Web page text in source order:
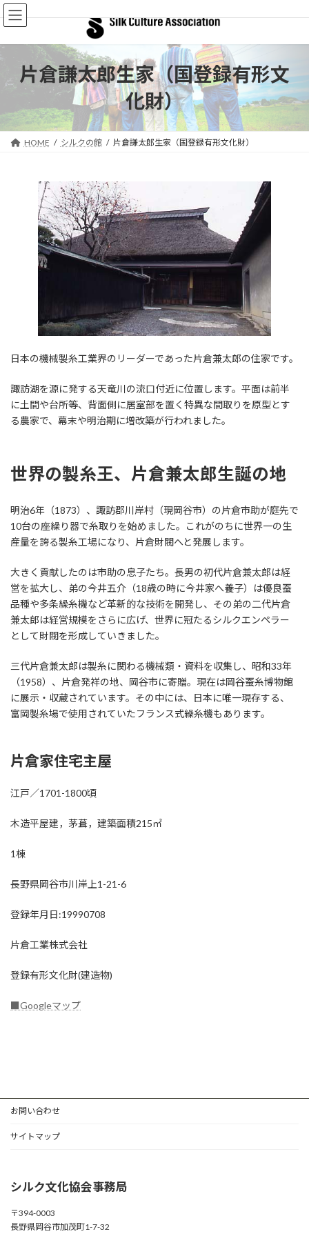
コ
ン
ン
ス
ッ
プ
ナ
ビ
ー
ン
移
動
片倉謙太郎生家（国登録有形文
化財）
HOME シルクの館 片倉謙太郎生家（国登録有形文化財）
日本の機械製糸工業界のリーダーであった片倉兼太郎の住家です。
諏訪湖を源に発する天竜川の流口付近に位置します。平面は前半
に土間や台所等、背面側に居室部を置く特異な間取りを原型とす
る農家で、幕末や明治期に増改築が行われました。
世界の製糸王、片倉兼太郎生誕の地
明治6年（1873）、諏訪郡川岸村（現岡谷市）の片倉市助が庭先で
10台の座繰り器で糸取りを始めました。これがのちに世界一の生
産量を誇る製糸工場になり、片倉財閥へと発展します。
大きく貢献したのは市助の息子たち。長男の初代片倉兼太郎は経
営を拡大し、弟の今井五介（18歳の時に今井家へ養子）は優良蚕
品種や多条繰糸機など革新的な技術を開発し、その弟の二代片倉
兼太郎は経営規模をさらに広げ、世界に冠たるシルクエンペラー
として財閥を形成していきました。
三代片倉兼太郎は製糸に関わる機械類・資料を収集し、昭和33年
（1958）、片倉発祥の地、岡谷市に寄贈。現在は岡谷蚕糸博物館
に展示・収蔵されています。その中には、日本に唯一現存する、
富岡製糸場で使用されていたフランス式繰糸機もあります。
片倉家住宅主屋
江戸／1701-1800頃
木造平屋建，茅葺，建築面積215㎡
1棟
長野県岡谷市川岸上1-21-6
登録年月日:19990708
片倉工業株式会社
登録有形文化財(建造物)
■Googleマップ
お問い合わせ
サイトマップ
シルク文化協会事務局
〒394-0003
長野県岡谷市加茂町1-7-32